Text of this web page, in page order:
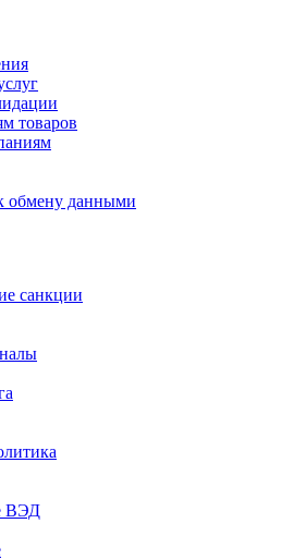
товаров
обмену данными
санкции
ВЭД